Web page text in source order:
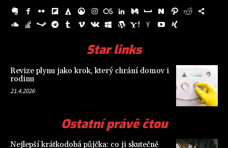
Star links
Revize plynu jako krok, který chrání domov i
rodinu
21.4.2026
Ostatní právě čtou
Nejlepší krátkodobá půjčka: co ji skutečně